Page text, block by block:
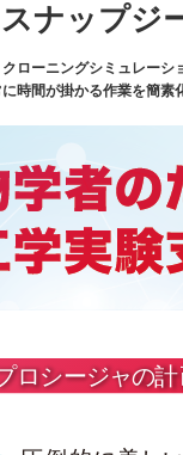
ナップジ
ローニングシミュレー
時間が掛かる作業を簡素